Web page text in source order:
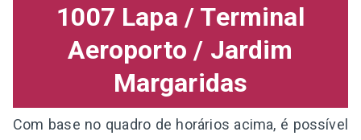
1007 Lapa / Terminal
Aeroporto / Jardim
Margaridas
Com base no quadro de horários acima, é possível